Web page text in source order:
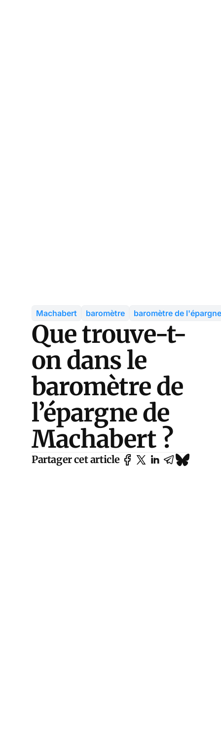
Machabert baromètre baromètre de l'épargne
Que trouve-t-
on dans le
baromètre de
l’épargne de
Machabert ?
Partager cet article